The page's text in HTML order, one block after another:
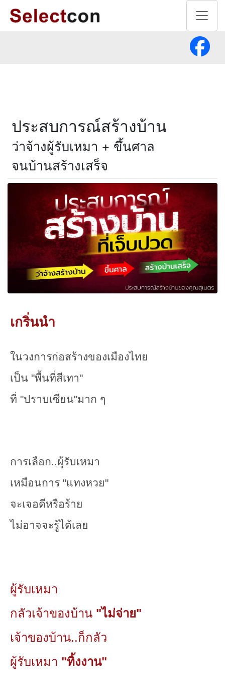
ประสบการณ์สร้างบ้าน
ว่าจ้างผู้รับเหมา + ขึ้นศาล
จนบ้านสร้างเสร็จ
เกริ่นนำ
ในวงการก่อสร้างของเมืองไทย
เป็น "พื้นที่สีเทา"
ที่ "ปราบเซียน"มาก ๆ
การเลือก..ผู้รับเหมา
เหมือนการ "แทงหวย"
จะเจอดีหรือร้าย
ไม่อาจจะรู้ได้เลย
ผู้รับเหมา
กลัวเจ้าของบ้าน "ไม่จ่าย"
เจ้าของบ้าน..ก็กลัว
ผู้รับเหมา "ทิ้งงาน"